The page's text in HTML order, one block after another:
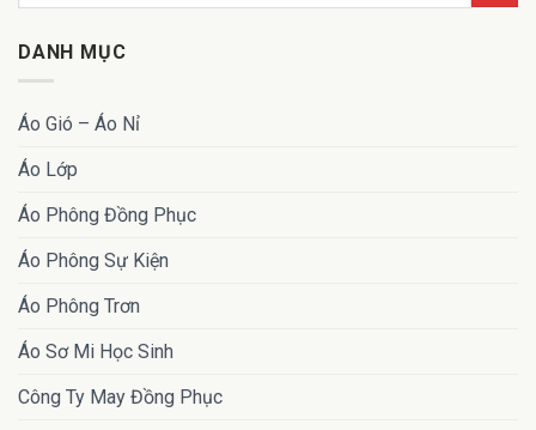
DANH MỤC
Áo Gió – Áo Nỉ
Áo Lớp
Áo Phông Đồng Phục
Áo Phông Sự Kiện
Áo Phông Trơn
Áo Sơ Mi Học Sinh
Công Ty May Đồng Phục